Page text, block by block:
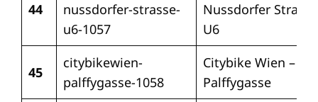
44
nussdorfer-strasse-
u6-1057
Nussdorfer Straße
U6
45
citybikewien-
palffygasse-1058
Citybike Wien –
Palffygasse